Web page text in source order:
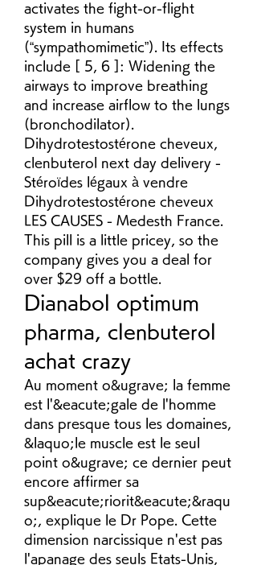
activates the fight-or-flight
system in humans
(“sympathomimetic”). Its effects
include [ 5, 6 ]: Widening the
airways to improve breathing
and increase airflow to the lungs
(bronchodilator).
Dihydrotestostérone cheveux,
clenbuterol next day delivery -
Stéroïdes légaux à vendre
Dihydrotestostérone cheveux
LES CAUSES - Medesth France.
This pill is a little pricey, so the
company gives you a deal for
over $29 off a bottle.
Dianabol optimum
pharma, clenbuterol
achat crazy
Au moment o&ugrave; la femme
est l'&eacute;gale de l'homme
dans presque tous les domaines,
&laquo;le muscle est le seul
point o&ugrave; ce dernier peut
encore affirmer sa
sup&eacute;riorit&eacute;&raqu
o;, explique le Dr Pope. Cette
dimension narcissique n'est pas
l'apanage des seuls Etats-Unis,